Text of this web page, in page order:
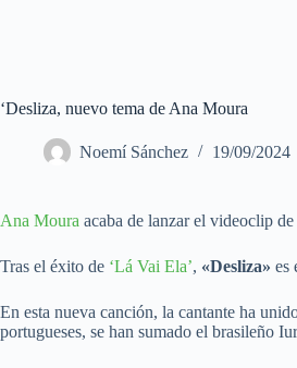
‘Desliza, nuevo tema de Ana Moura
Noemí Sánchez 19/09/2024
Ana Moura acaba de lanzar el videoclip
Tras el éxito de ‘Lá Vai Ela’, «Desliza» es
En esta nueva canción, la cantante ha
portugueses, se han sumado el brasileño